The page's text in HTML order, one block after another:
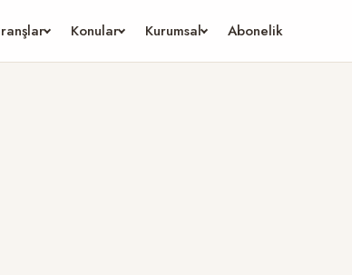
Konular Kurumsal Abonelik